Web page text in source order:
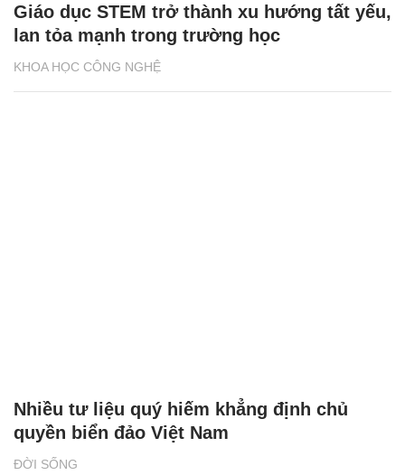
KHOA HỌC CÔNG NGHỆ
Giáo dục STEM trở thành xu hướng tất yếu,
lan tỏa mạnh trong trường học
ĐỜI SỐNG
Nhiều tư liệu quý hiếm khẳng định chủ
quyền biển đảo Việt Nam